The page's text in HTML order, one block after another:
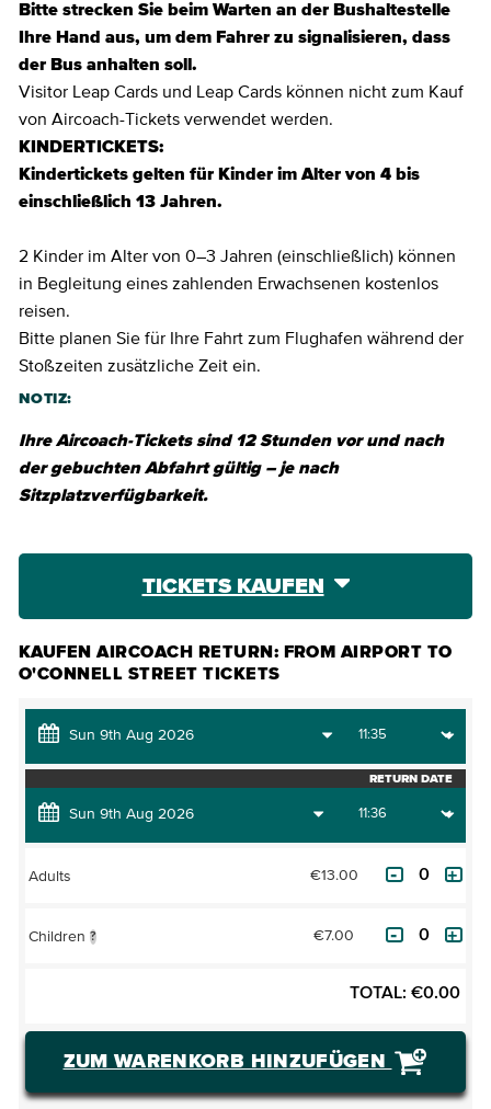
Bitte strecken Sie beim Warten an der Bushaltestelle
Ihre Hand aus, um dem Fahrer zu signalisieren, dass
der Bus anhalten soll.
Visitor Leap Cards und Leap Cards können nicht zum Kauf
von Aircoach-Tickets verwendet werden.
KINDERTICKETS:
Kindertickets gelten für Kinder im Alter von 4 bis
einschließlich 13 Jahren.
2 Kinder im Alter von 0–3 Jahren (einschließlich) können
in Begleitung eines zahlenden Erwachsenen kostenlos
reisen.
Bitte planen Sie für Ihre Fahrt zum Flughafen während der
Stoßzeiten zusätzliche Zeit ein.
NOTIZ:
Ihre Aircoach-Tickets sind 12 Stunden vor und nach
der gebuchten Abfahrt gültig – je nach
Sitzplatzverfügbarkeit.
TICKETS KAUFEN
KAUFEN AIRCOACH RETURN: FROM AIRPORT TO
O'CONNELL STREET TICKETS
RETURN DATE
Adults €13.00
Children ? €7.00
TOTAL: €0.00
ZUM WARENKORB HINZUFÜGEN